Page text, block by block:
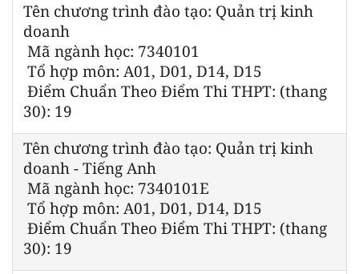
Tên chương trình đào tạo: Quản trị kinh
doanh
Mã ngành học: 7340101
Tổ hợp môn: A01, D01, D14, D15
Điểm Chuẩn Theo Điểm Thi THPT: (thang
30): 19
Tên chương trình đào tạo: Quản trị kinh
doanh - Tiếng Anh
Mã ngành học: 7340101E
Tổ hợp môn: A01, D01, D14, D15
Điểm Chuẩn Theo Điểm Thi THPT: (thang
30): 19